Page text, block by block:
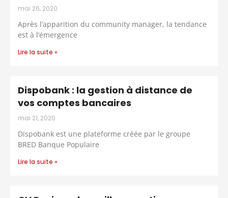
mai 26, 2020
Après l’apparition du community manager, la tendance
est à l’émergence
Lire la suite »
Dispobank : la gestion à distance de
vos comptes bancaires
mai 21, 2020
Dispobank est une plateforme créée par le groupe
BRED Banque Populaire
Lire la suite »